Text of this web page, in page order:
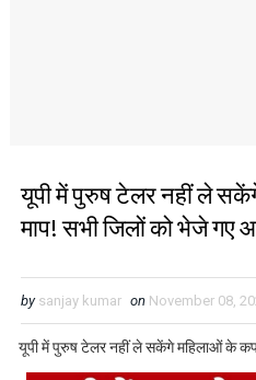
यूपी में पुरुष टेलर नहीं ले
माप! सभी जिलों को भेजे गए
by sanjay kumar on November 08,
यूपी में पुरुष टेलर नहीं ले सकेंगे महिलाओं के